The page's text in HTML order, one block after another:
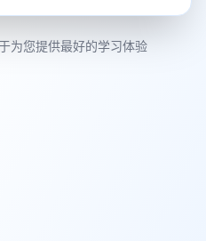
为您提供最好的学习体验